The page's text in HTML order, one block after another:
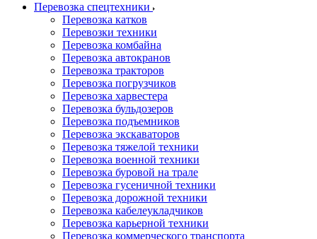
Перевозка спецтехники
Перевозка катков
Перевозки техники
Перевозка комбайна
Перевозка автокранов
Перевозка тракторов
Перевозка погрузчиков
Перевозка харвестера
Перевозка бульдозеров
Перевозка подъемников
Перевозка экскаваторов
Перевозка тяжелой техники
Перевозка военной техники
Перевозка буровой на трале
Перевозка гусеничной техники
Перевозка дорожной техники
Перевозка кабелеукладчиков
Перевозка карьерной техники
Перевозка коммерческого транспорта